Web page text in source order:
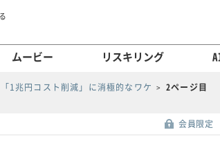
ムービー リスキリング
1兆円コスト削減」に消極的なワケ 2ページ目
会員限定